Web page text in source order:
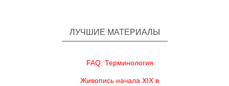
ЛУЧШИЕ МАТЕРИАЛЫ
FAQ. Терминология
Живопись начала XIX в